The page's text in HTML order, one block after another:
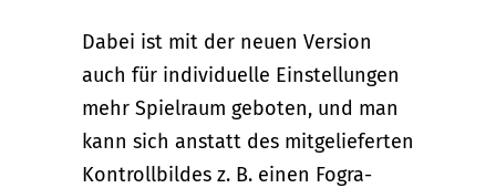
Dabei ist mit der neuen Version
auch für individuelle Einstellungen
mehr Spielraum geboten, und man
kann sich anstatt des mitgelieferten
Kontrollbildes z. B. einen Fogra-